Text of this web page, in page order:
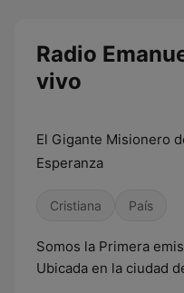
Radio
vivo
El Gigante Misionero
Esperanza
Cristiana País
Somos la Primera
Ubicada en la ciudad